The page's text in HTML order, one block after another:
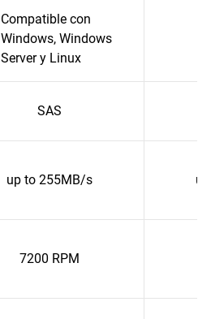
Compatible con
Windows, Windows
Server y Linux
SAS
up to 255MB/s
7200 RPM